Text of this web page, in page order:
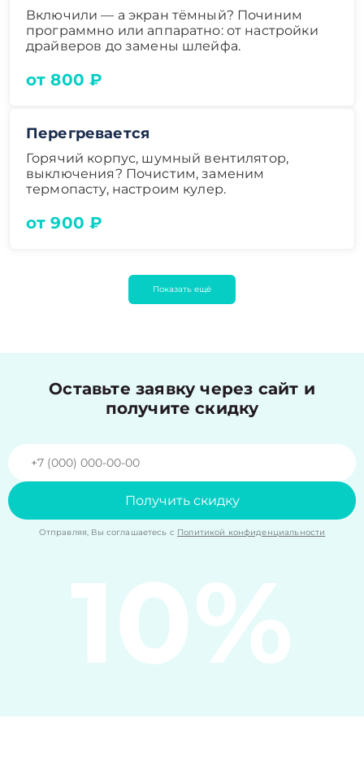
Включили — а экран тёмный? Починим
программно или аппаратно: от настройки
драйверов до замены шлейфа.
от 800 ₽
Перегревается
Горячий корпус, шумный вентилятор,
выключения? Почистим, заменим
термопасту, настроим кулер.
от 900 ₽
Показать ещё
Оставьте заявку через сайт и
получите скидку
Получить скидку
Отправляя, Вы соглашаетесь с Политикой конфиденциальности
10%